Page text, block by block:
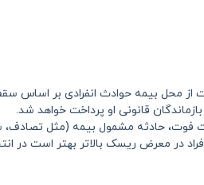
از محل بیمه حوادث انفرادی بر
فوت، حادثه مشمول بیمه (مثل
در معرض ریسک بالاتر بهتر است در